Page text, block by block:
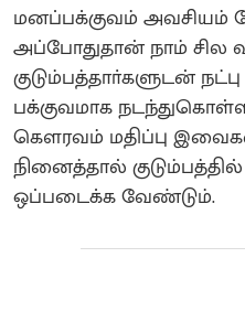
மனப்பக்குவம் அவசியம்
அப்போதுதான் நாம்
குடும்பத்தாா்களுடன்
பக்குவமாக
கெளரவம் மதிப்பு
நினைத்தால்
ஒப்படைக்க வேண்டும்.